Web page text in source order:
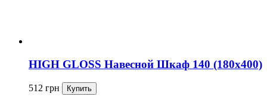
HIGH GLOSS Навесной Шкаф 140 (180x400)
512 грн